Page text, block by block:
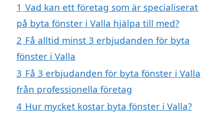
1 Vad kan ett företag som är specialiserat
på byta fönster i Valla hjälpa till med?
2 Få alltid minst 3 erbjudanden för byta
fönster i Valla
3 Få 3 erbjudanden för byta fönster i Valla
från professionella företag
4 Hur mycket kostar byta fönster i Valla?